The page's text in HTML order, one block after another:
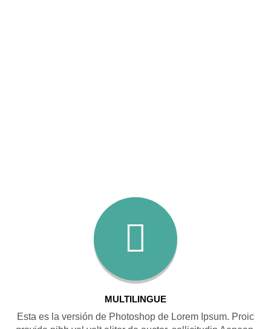
MULTILINGUE
Esta es la versión de Photoshop de Lorem Ipsum. Proic